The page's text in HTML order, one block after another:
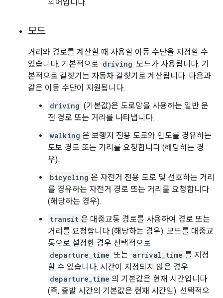
의어입니다.
모드
거리와 경로를 계산할 때 사용할 이동 수단을 지정할 수
있습니다. 기본적으로 driving 모드가 사용됩니다. 기
본적으로 길찾기는 자동차 길찾기로 계산됩니다. 다음과
같은 이동 수단이 지원됩니다.
driving (기본값)은 도로망을 사용하는 일반 운
전 경로 또는 거리를 나타냅니다.
walking 은 보행자 전용 도로와 인도를 경유하는
도보 경로 또는 거리를 요청합니다 (해당하는 경
우).
bicycling 은 자전거 전용 도로 및 선호하는 거리
를 경유하는 자전거 경로 또는 거리를 요청합니다
(해당하는 경우).
transit 은 대중교통 경로를 사용하여 경로 또는
거리를 요청합니다 (해당하는 경우). 모드를 대중교
통으로 설정한 경우 선택적으로
departure_time 또는 arrival_time 를 지정
할 수 있습니다. 시간이 지정되지 않은 경우
departure_time 의 기본값은 현재 시간입니다
(즉, 출발 시간의 기본값은 현재 시간임). 선택적으